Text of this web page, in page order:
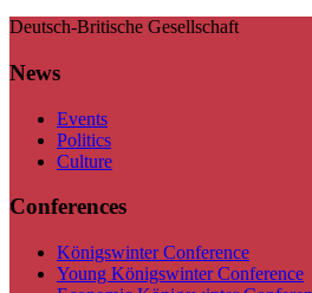
Deutsch-Britische Gesellschaft
News
Events
Politics
Culture
Conferences
Königswinter Conference
Young Königswinter Conference